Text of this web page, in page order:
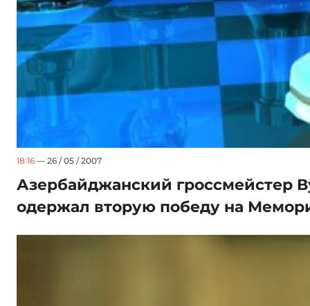
18:16 — 26 / 05 / 2007
Азербайджанский гроссмейстер
одержал вторую победу на